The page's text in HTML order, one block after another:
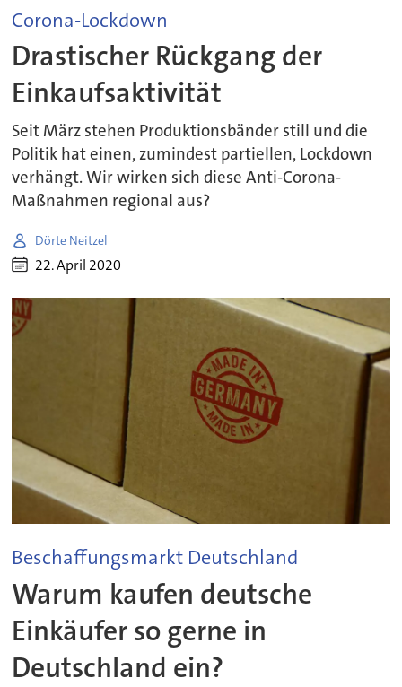
Corona-Lockdown
Drastischer Rückgang der
Einkaufsaktivität
Seit März stehen Produktionsbänder still und die
Politik hat einen, zumindest partiellen, Lockdown
verhängt. Wir wirken sich diese Anti-Corona-
Maßnahmen regional aus?
Dörte Neitzel
22. April 2020
Beschaffungsmarkt Deutschland
Warum kaufen deutsche
Einkäufer so gerne in
Deutschland ein?